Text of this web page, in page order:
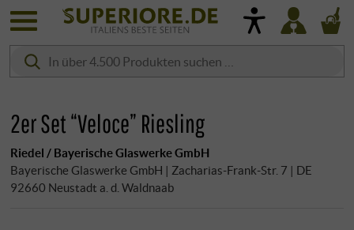
2er Set “Veloce” Riesling
Riedel / Bayerische Glaswerke GmbH
Bayerische Glaswerke GmbH | Zacharias-Frank-Str. 7 | DE
92660 Neustadt a. d. Waldnaab